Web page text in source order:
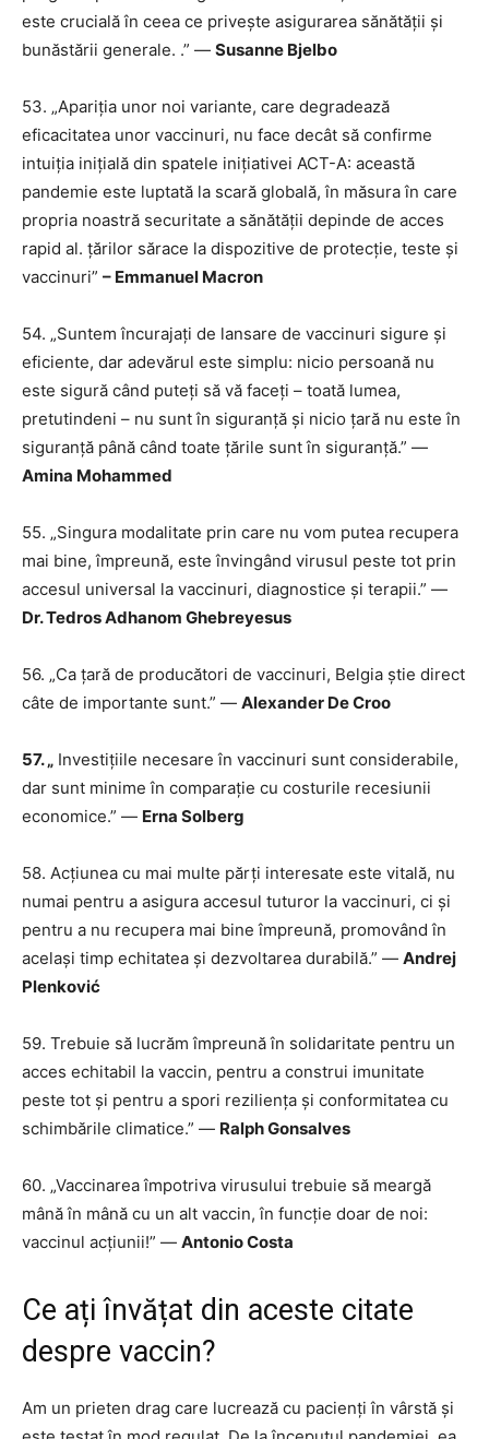
este crucială în ceea ce privește asigurarea sănătății și
bunăstării generale. .” — Susanne Bjelbo
53. „Apariția unor noi variante, care degradează
eficacitatea unor vaccinuri, nu face decât să confirme
intuiția inițială din spatele inițiativei ACT-A: această
pandemie este luptată la scară globală, în măsura în care
propria noastră securitate a sănătății depinde de acces
rapid al. țărilor sărace la dispozitive de protecție, teste și
vaccinuri” – Emmanuel Macron
54. „Suntem încurajați de lansare de vaccinuri sigure și
eficiente, dar adevărul este simplu: nicio persoană nu
este sigură când puteți să vă faceți – toată lumea,
pretutindeni – nu sunt în siguranță și nicio țară nu este în
siguranță până când toate țările sunt în siguranță.” —
Amina Mohammed
55. „Singura modalitate prin care nu vom putea recupera
mai bine, împreună, este învingând virusul peste tot prin
accesul universal la vaccinuri, diagnostice și terapii.” —
Dr. Tedros Adhanom Ghebreyesus
56. „Ca țară de producători de vaccinuri, Belgia știe direct
câte de importante sunt.” — Alexander De Croo
57. „ Investițiile necesare în vaccinuri sunt considerabile,
dar sunt minime în comparație cu costurile recesiunii
economice.” — Erna Solberg
58. Acțiunea cu mai multe părți interesate este vitală, nu
numai pentru a asigura accesul tuturor la vaccinuri, ci și
pentru a nu recupera mai bine împreună, promovând în
același timp echitatea și dezvoltarea durabilă.” — Andrej
Plenković
59. Trebuie să lucrăm împreună în solidaritate pentru un
acces echitabil la vaccin, pentru a construi imunitate
peste tot și pentru a spori reziliența și conformitatea cu
schimbările climatice.” — Ralph Gonsalves
60. „Vaccinarea împotriva virusului trebuie să meargă
mână în mână cu un alt vaccin, în funcție doar de noi:
vaccinul acțiunii!” — Antonio Costa
Ce ați învățat din aceste citate
despre vaccin?
Am un prieten drag care lucrează cu pacienți în vârstă și